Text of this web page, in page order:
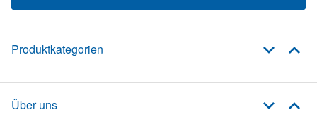
Produktkategorien
Über uns